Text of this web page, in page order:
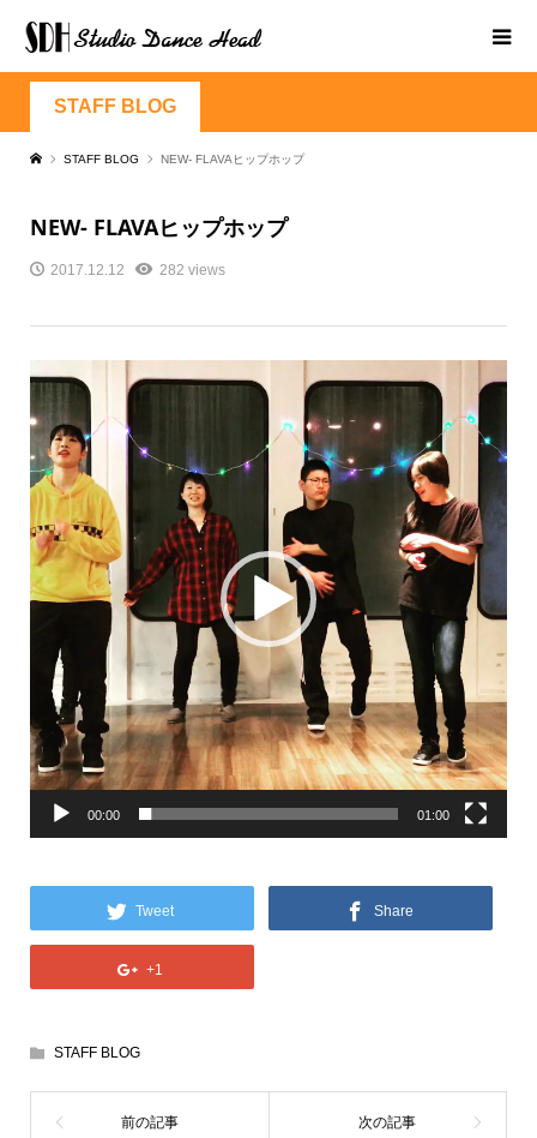
STAFF BLOG
STAFF BLOG NEW- FLAVAヒップホップ
NEW- FLAVAヒップホップ
2017.12.12 282 views
動
画
レ
ー
ヤ
ー
00:00 01:00
Tweet Share
+1
STAFF BLOG